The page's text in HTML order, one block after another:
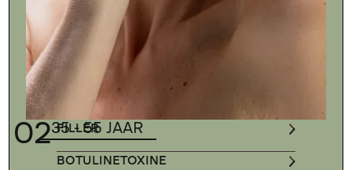
0235 - 55 JAAR
FILLER
BOTULINETOXINE